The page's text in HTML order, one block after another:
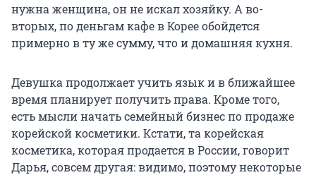
нужна женщина, он не искал хозяйку. А во-
вторых, по деньгам кафе в Корее обойдется
примерно в ту же сумму, что и домашняя кухня.
Девушка продолжает учить язык и в ближайшее
время планирует получить права. Кроме того,
есть мысли начать семейный бизнес по продаже
корейской косметики. Кстати, та корейская
косметика, которая продается в России, говорит
Дарья, совсем другая: видимо, поэтому некоторые